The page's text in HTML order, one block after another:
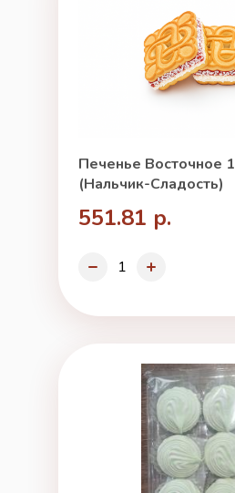
Печенье Восточное
(Нальчик-Сладость)
551.81 р.